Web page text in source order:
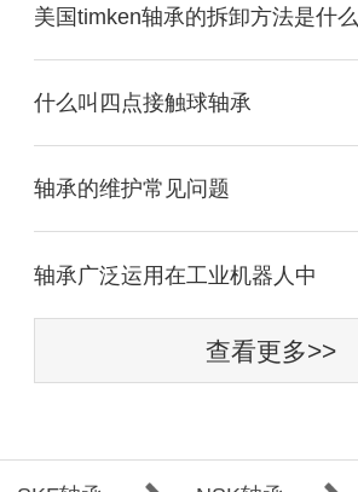
美国timken轴承的拆卸方法是什么
什么叫四点接触球轴承
轴承的维护常见问题
​轴承广泛运用在工业机器人中
查看更多>>